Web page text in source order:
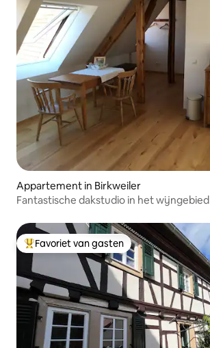
Appartement in Birkweiler
Fantastische dakstudio in het wijngebied
Topfavoriet van gasten
Favoriet van gasten